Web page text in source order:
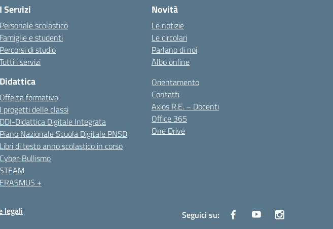
I Servizi
Personale scolastico
Famiglie e studenti
Percorsi di studio
Tutti i servizi
Didattica
Offerta formativa
I progetti delle classi
DDI-Didattica Digitale Integrata
Piano Nazionale Scuola Digitale PNSD
Libri di testo anno scolastico in corso
Cyber-Bullismo
STEAM
ERASMUS +
Novità
Le notizie
Le circolari
Parlano di noi
Albo online
Orientamento
Contatti
Axios R.E. – Docenti
Office 365
One Drive
legali Seguici su: